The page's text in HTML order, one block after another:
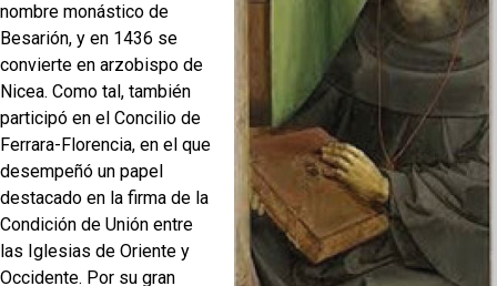
nombre monástico de
Besarión, y en 1436 se
convierte en arzobispo de
Nicea. Como tal, también
participó en el Concilio de
Ferrara-Florencia, en el que
desempeñó un papel
destacado en la firma de la
Condición de Unión entre
las Iglesias de Oriente y
Occidente. Por su gran